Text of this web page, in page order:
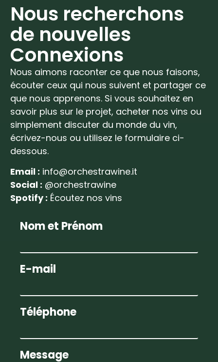
Nous recherchons
de nouvelles
Connexions
Nous aimons raconter ce que nous faisons,
écouter ceux qui nous suivent et partager ce
que nous apprenons. Si vous souhaitez en
savoir plus sur le projet, acheter nos vins ou
simplement discuter du monde du vin,
écrivez-nous ou utilisez le formulaire ci-
dessous.
Email : info@orchestrawine.it
Social : @orchestrawine
Spotify : Écoutez nos vins
Nom et Prénom
E-mail
Téléphone
Message